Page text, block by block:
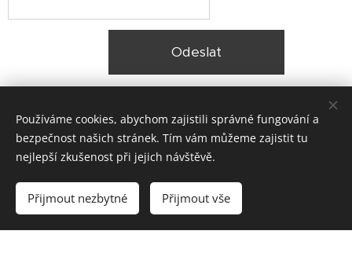
Odeslat
© 2025 Zateplení fasády Praha |Lokality
Vytvořeno službou Webnode
Používáme cookies, abychom zajistili správné fungování a
bezpečnost našich stránek. Tím vám můžeme zajistit tu
nejlepší zkušenost při jejich návštěvě.
Přijmout nezbytné Přijmout vše